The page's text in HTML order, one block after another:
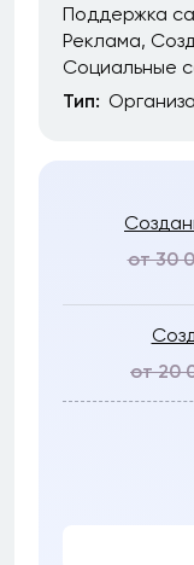
Поддержка
Реклама
Социальные
Тип:
от 30
от 20